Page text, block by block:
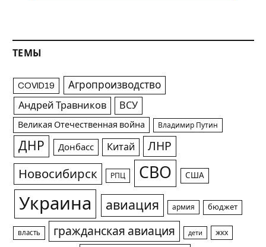
ТЕМЫ
COVID19 Агропроизводство
Андрей Травников ВСУ
Великая Отечественная война Владимир Путин
ДНР Донбасс Китай ЛНР
Новосибирск РПЦ СВО США
Украина авиация армия бюджет
власть гражданская авиация дети жкх